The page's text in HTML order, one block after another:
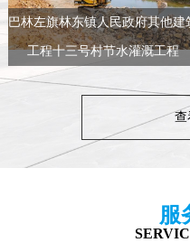
巴林左旗林东镇人民政府其他建
工程十三号村节水灌溉工程
查
服